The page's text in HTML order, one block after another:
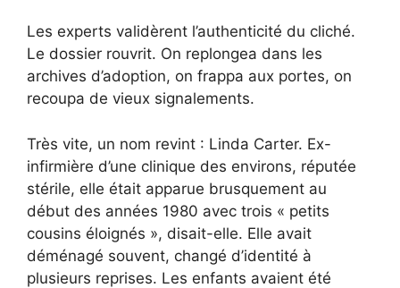
Les experts validèrent l’authenticité du cliché.
Le dossier rouvrit. On replongea dans les
archives d’adoption, on frappa aux portes, on
recoupa de vieux signalements.
Très vite, un nom revint : Linda Carter. Ex-
infirmière d’une clinique des environs, réputée
stérile, elle était apparue brusquement au
début des années 1980 avec trois « petits
cousins éloignés », disait-elle. Elle avait
déménagé souvent, changé d’identité à
plusieurs reprises. Les enfants avaient été